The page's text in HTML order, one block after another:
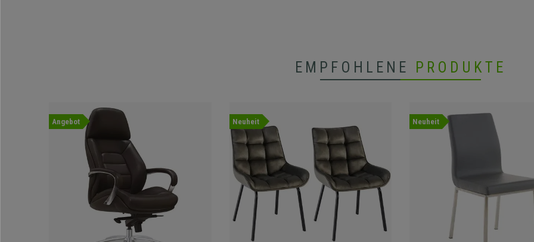
EMPFOHLENE PRODUKTE
Angebot Neuheit Neuheit